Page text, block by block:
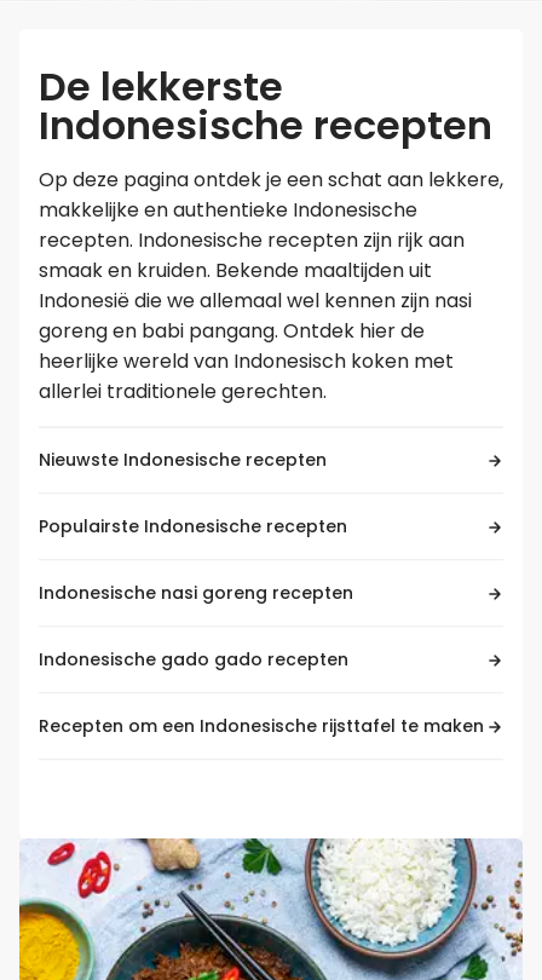
Kooktips & blogs
De lekkerste
Indonesische recepten
Op deze pagina ontdek je een schat aan lekkere,
makkelijke en authentieke Indonesische
recepten. Indonesische recepten zijn rijk aan
smaak en kruiden. Bekende maaltijden uit
Indonesië die we allemaal wel kennen zijn nasi
goreng en babi pangang. Ontdek hier de
heerlijke wereld van Indonesisch koken met
allerlei traditionele gerechten.
Nieuwste Indonesische recepten
Populairste Indonesische recepten
Indonesische nasi goreng recepten
Indonesische gado gado recepten
Recepten om een Indonesische rijsttafel te maken